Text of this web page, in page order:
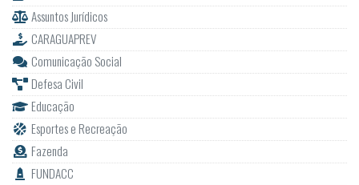
Assuntos Jurídicos
CARAGUAPREV
Comunicação Social
Defesa Civil
Educação
Esportes e Recreação
Fazenda
FUNDACC